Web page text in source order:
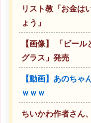
リスト教「お金は
ょう」
【画像】 「ビー
グラス」発売
【動画】あのちゃ
ｗｗｗ
ちいかわ作者さん